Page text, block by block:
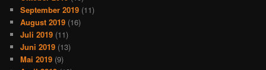
September 2019 (11)
August 2019 (16)
Juli 2019 (11)
Juni 2019 (13)
Mai 2019 (9)